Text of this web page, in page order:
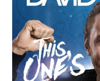
Gallery